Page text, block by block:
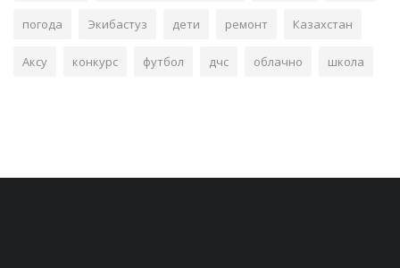
погода Экибастуз дети ремонт Казахстан
Аксу конкурс футбол дчс облачно школа